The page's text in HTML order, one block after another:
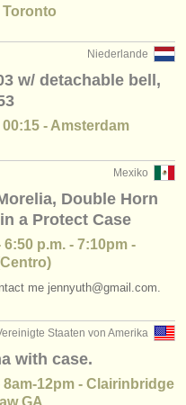
Toronto
Niederlande
w/ detachable bell,
- Amsterdam
Mexiko
Double Horn
a Protect Case
p.m. - 7:10pm -
me jennyuth@gmail.com.
Staaten von Amerika
with case.
8am-12pm - Clairinbridge
GA